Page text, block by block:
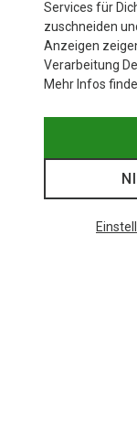
Services für
zuschneiden
Anzeigen
Verarbeitung
Mehr Infos